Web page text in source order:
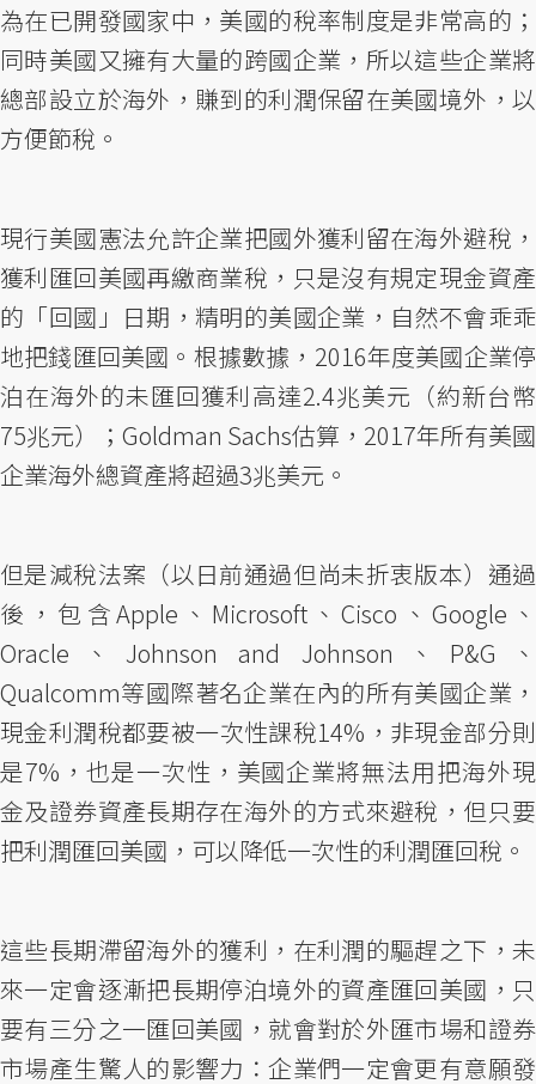
為在已開發國家中，美國的稅率制度是非常高的；
同時美國又擁有大量的跨國企業，所以這些企業將
總部設立於海外，賺到的利潤保留在美國境外，以
方便節稅。
現行美國憲法允許企業把國外獲利留在海外避稅，
獲利匯回美國再繳商業稅，只是沒有規定現金資產
的「回國」日期，精明的美國企業，自然不會乖乖
地把錢匯回美國。根據數據，2016年度美國企業停
泊在海外的未匯回獲利高達2.4兆美元（約新台幣
75兆元）；Goldman Sachs估算，2017年所有美國
企業海外總資產將超過3兆美元。
但是減稅法案（以日前通過但尚未折衷版本）通過
後，包含Apple、Microsoft、Cisco、Google、
Oracle、Johnson and Johnson、P&G、
Qualcomm等國際著名企業在內的所有美國企業，
現金利潤稅都要被一次性課稅14%，非現金部分則
是7%，也是一次性，美國企業將無法用把海外現
金及證券資產長期存在海外的方式來避稅，但只要
把利潤匯回美國，可以降低一次性的利潤匯回稅。
這些長期滯留海外的獲利，在利潤的驅趕之下，未
來一定會逐漸把長期停泊境外的資產匯回美國，只
要有三分之一匯回美國，就會對於外匯市場和證券
市場產生驚人的影響力：企業們一定會更有意願發